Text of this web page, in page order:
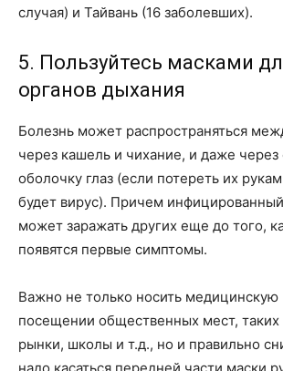
случая) и Тайвань (16 заболевших).
5. Пользуйтесь масками
органов дыхания
Болезнь может распространяться
через кашель и чихание, и даже через
оболочку глаз (если потереть их
будет вирус). Причем
может заражать других еще до того,
появятся первые симптомы.
Важно не только носить медицинскую
посещении общественных мест, таких
рынки, школы и т.д., но и правильно